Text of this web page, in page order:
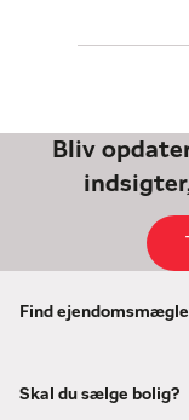
Bliv
Find
Skal du sælge bolig?